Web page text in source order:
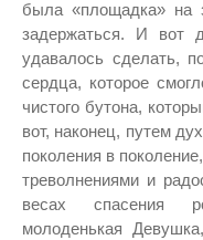
была «площадка» на
задержаться. И вот
удавалось сделать,
сердца, которое
чистого бутона,
вот, наконец, путем
поколения в
треволнениями и
весах спасения
молоденькая